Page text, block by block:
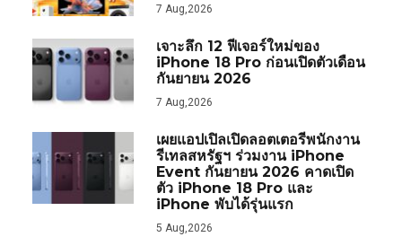
7 Aug,2026
เจาะลึก 12 ฟีเจอร์ใหม่ของ
iPhone 18 Pro ก่อนเปิดตัวเดือน
กันยายน 2026
7 Aug,2026
เผยแอปเปิลเปิดลอตเตอรีพนักงาน
รีเทลสหรัฐฯ ร่วมงาน iPhone
Event กันยายน 2026 คาดเปิด
ตัว iPhone 18 Pro และ
iPhone พับได้รุ่นแรก
5 Aug,2026